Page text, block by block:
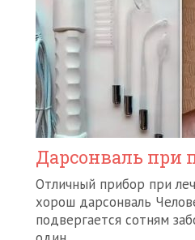
Дарсонваль при
Отличный прибор при
хорош дарсонваль
подвергается сотням